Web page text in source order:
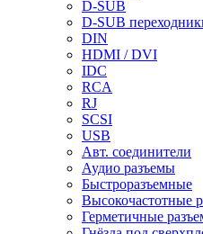
D-SUB
D-SUB
DIN
HDMI / DVI
IDC
RCA
RJ
SCSI
USB
Авт. соединители
Аудио разъемы
Быстроразъемные
Высокочастотные
Герметичные